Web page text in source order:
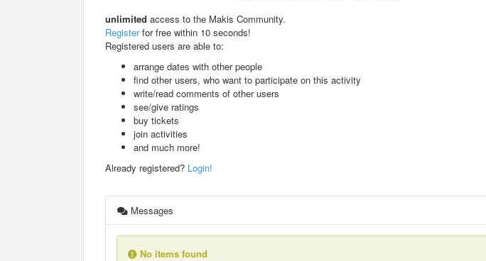
unlimited access to the Makis Community.
Registerfor free within 10 seconds!
Registered users are able to:
arrange dates with other people
find other users, who want to participate on this activity
write/read comments of other users
see/give ratings
buy tickets
join activities
and much more!
Already registered? Login!
Messages
No items found